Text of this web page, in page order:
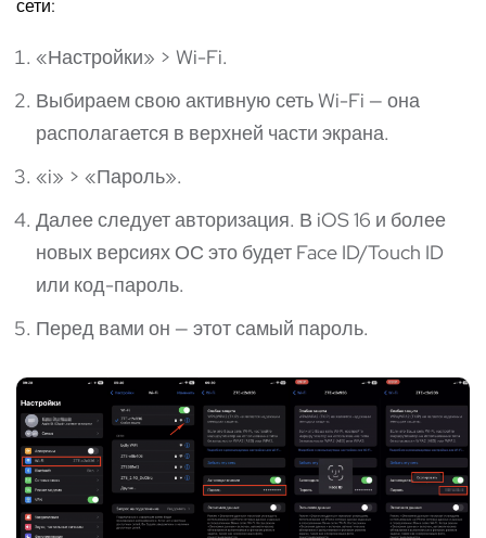
сети:
«Настройки» > Wi-Fi.
Выбираем свою активную сеть Wi-Fi — она
располагается в верхней части экрана.
«i» > «Пароль».
Далее следует авторизация. В iOS 16 и более
новых версиях ОС это будет Face ID/Touch ID
или код-пароль.
Перед вами он — этот самый пароль.